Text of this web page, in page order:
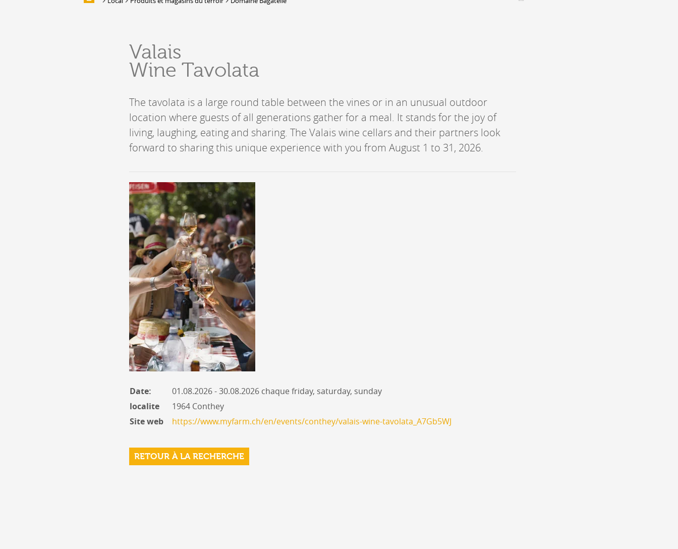
EAT & SLEEP
Accommodation
Location de salles et de couverts
Caveaux de dégustation
Histoire et légendes
Mayens et alpages
Hébergement
Accès
Annoncer une nouvelle société
Lire et/ou s'inscrire à la newsletter
Figurer sur notre newsletter
Boîtes à idées
Valais
Wine Tavolata
The tavolata is a large round table between the vines or in an unusual outdoor
location where guests of all generations gather for a meal. It stands for the joy of
living, laughing, eating and sharing. The Valais wine cellars and their partners look
forward to sharing this unique experience with you from August 1 to 31, 2026.
Date:
01.08.2026 - 30.08.2026 chaque friday, saturday, sunday
localite
1964 Conthey
Site web
https://www.myfarm.ch/en/events/conthey/valais-wine-tavolata_A7Gb5WJ
RETOUR À LA RECHERCHE